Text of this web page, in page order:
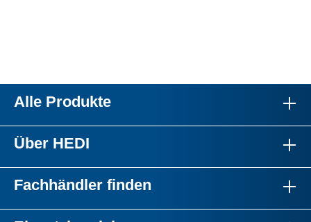
Alle Produkte
Über HEDI
Fachhändler finden